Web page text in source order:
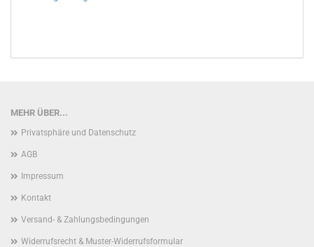
MEHR ÜBER...
Privatsphäre und Datenschutz
AGB
Impressum
Kontakt
Versand- & Zahlungsbedingungen
Widerrufsrecht & Muster-Widerrufsformular